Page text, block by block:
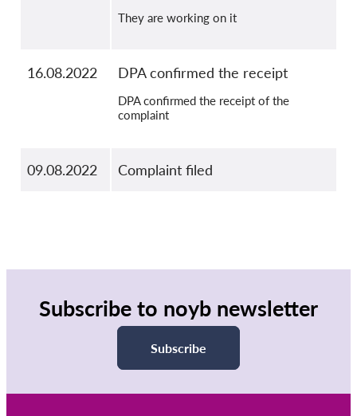
They are working on it
16.08.2022 DPA confirmed the receipt
DPA confirmed the receipt of the
complaint
09.08.2022 Complaint filed
Subscribe to noyb newsletter
Subscribe